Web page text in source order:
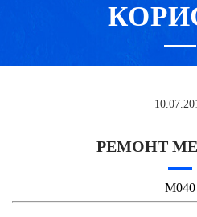
РЕМОНТ
M040